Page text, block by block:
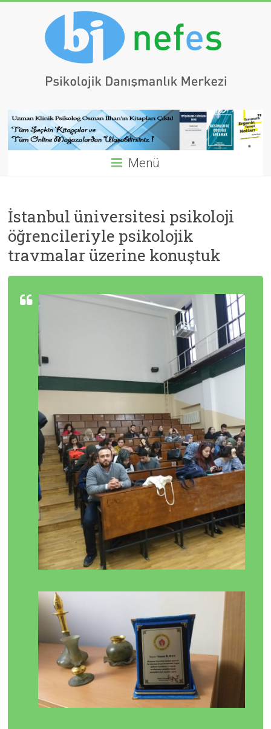
Menü
İstanbul üniversitesi psikoloji
öğrencileriyle psikolojik
travmalar üzerine konuştuk